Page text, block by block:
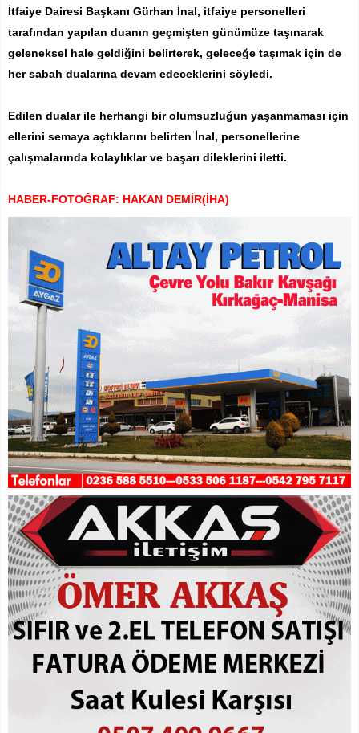
İtfaiye Dairesi Başkanı Gürhan İnal, itfaiye personelleri
tarafından yapılan duanın geçmişten günümüze taşınarak
geleneksel hale geldiğini belirterek, geleceğe taşımak için de
her sabah dualarına devam edeceklerini söyledi.
Edilen dualar ile herhangi bir olumsuzluğun yaşanmaması için
ellerini semaya açtıklarını belirten İnal, personellerine
çalışmalarında kolaylıklar ve başarı dileklerini iletti.
HABER-FOTOĞRAF: HAKAN DEMİR(İHA)